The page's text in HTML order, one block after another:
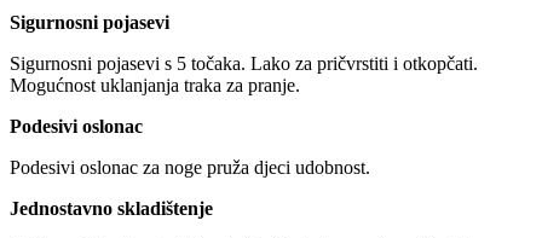
Sigurnosni pojasevi
Sigurnosni pojasevi s 5 točaka. Lako za pričvrstiti i otkopčati.
Mogućnost uklanjanja traka za pranje.
Podesivi oslonac
Podesivi oslonac za noge pruža djeci udobnost.
Jednostavno skladištenje